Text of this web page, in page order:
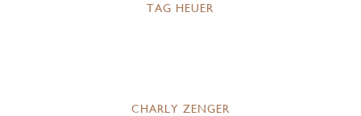
TAG HEUER
CHARLY ZENGER